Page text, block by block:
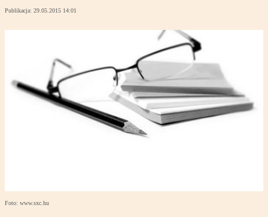
Publikacja: 29.05.2015 14:01
Foto: www.sxc.hu